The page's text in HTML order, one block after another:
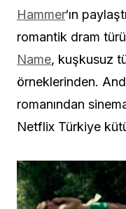
Hammer‘ın
romantik dram
Name, kuşkusuz
örneklerinden.
romanından
Netflix Türkiye